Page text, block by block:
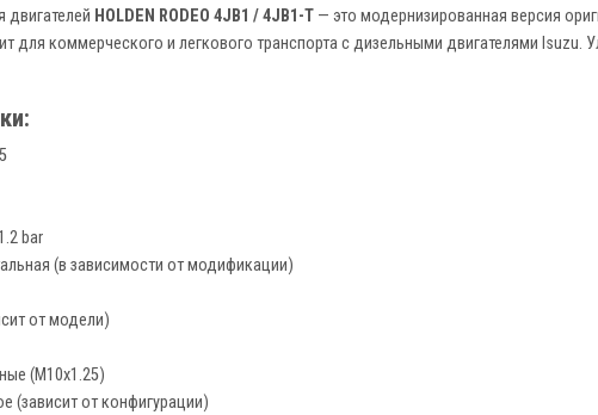
двигателей HOLDEN RODEO 4JB1 / 4JB1-T — это модернизированная версия
для коммерческого и легкового транспорта с дизельными двигателями Isuzu.
bar
(в зависимости от модификации)
от модели)
(M10x1.25)
(зависит от конфигурации)